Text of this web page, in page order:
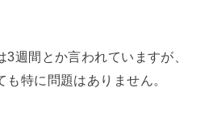
週間とか言われていますが、
特に問題はありません。